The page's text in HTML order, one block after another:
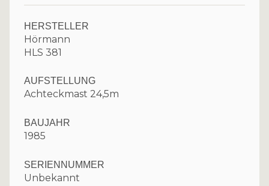
HERSTELLER
Hörmann
HLS 381
AUFSTELLUNG
Achteckmast 24,5m
BAUJAHR
1985
SERIENNUMMER
Unbekannt